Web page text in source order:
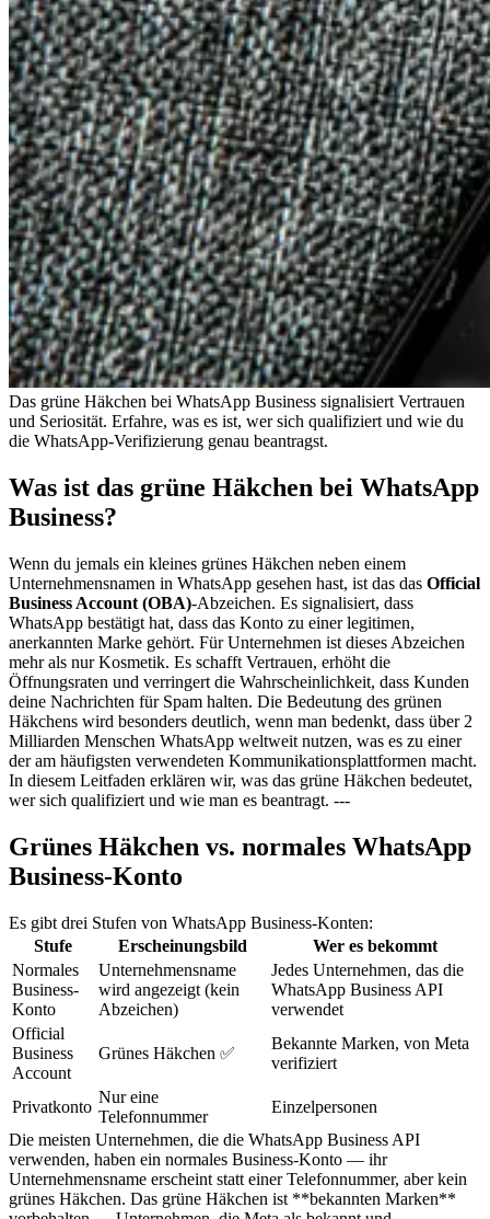
Das grüne Häkchen bei WhatsApp Business signalisiert Vertrauen
und Seriosität. Erfahre, was es ist, wer sich qualifiziert und wie du
die WhatsApp-Verifizierung genau beantragst.
Was ist das grüne Häkchen bei WhatsApp
Business?
Wenn du jemals ein kleines grünes Häkchen neben einem
Unternehmensnamen in WhatsApp gesehen hast, ist das das Official
Business Account (OBA)-Abzeichen. Es signalisiert, dass
WhatsApp bestätigt hat, dass das Konto zu einer legitimen,
anerkannten Marke gehört. Für Unternehmen ist dieses Abzeichen
mehr als nur Kosmetik. Es schafft Vertrauen, erhöht die
Öffnungsraten und verringert die Wahrscheinlichkeit, dass Kunden
deine Nachrichten für Spam halten. Die Bedeutung des grünen
Häkchens wird besonders deutlich, wenn man bedenkt, dass über 2
Milliarden Menschen WhatsApp weltweit nutzen, was es zu einer
der am häufigsten verwendeten Kommunikationsplattformen macht.
In diesem Leitfaden erklären wir, was das grüne Häkchen bedeutet,
wer sich qualifiziert und wie man es beantragt. ---
Grünes Häkchen vs. normales WhatsApp
Business-Konto
Es gibt drei Stufen von WhatsApp Business-Konten:
Stufe
Erscheinungsbild
Wer es bekommt
Normales
Business-
Konto
Unternehmensname
wird angezeigt (kein
Abzeichen)
Jedes Unternehmen, das die
WhatsApp Business API
verwendet
Official
Business
Account
Grünes Häkchen ✅
Bekannte Marken, von Meta
verifiziert
Privatkonto
Nur eine
Telefonnummer
Einzelpersonen
Die meisten Unternehmen, die die WhatsApp Business API
verwenden, haben ein normales Business-Konto — ihr
Unternehmensname erscheint statt einer Telefonnummer, aber kein
grünes Häkchen. Das grüne Häkchen ist **bekannten Marken**